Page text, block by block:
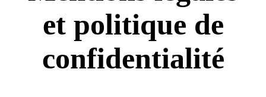
et politique de
confidentialité